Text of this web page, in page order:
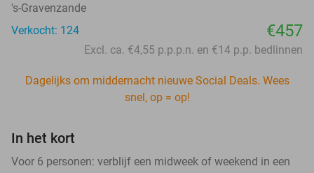
's-Gravenzande
Verkocht: 124
€457
Excl. ca. €4,55 p.p.p.n. en €14 p.p. bedlinnen
Dagelijks om middernacht nieuwe Social Deals. Wees
snel, op = op!
In het kort
Voor 6 personen: verblijf een midweek of weekend in een